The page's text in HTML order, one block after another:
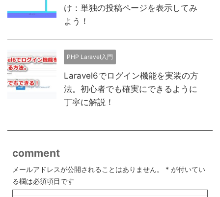
け：単独の投稿ページを表示してみ
よう！
PHP Laravel入門
Laravel6でログイン機能を実装の方
法。初心者でも確実にできるように
丁寧に解説！
comment
メールアドレスが公開されることはありません。 * が付いてい
る欄は必須項目です